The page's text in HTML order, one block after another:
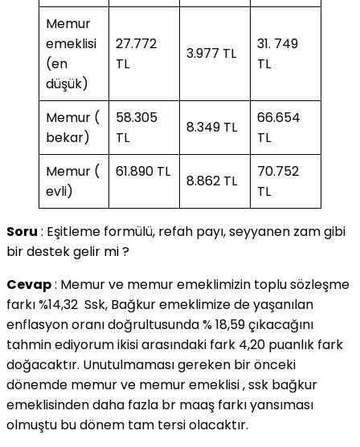
Memur
emeklisi
(en
düşük)
27.772
TL
3.977 TL
31. 749
TL
Memur (
bekar)
58.305
TL
8.349 TL
66.654
TL
Memur (
evli)
61.890 TL
8.862 TL
70.752
TL
Soru : Eşitleme formülü, refah payı, seyyanen zam gibi
bir destek gelir mi ?
Cevap: Memur ve memur emeklimizin toplu sözleşme
farkı %14,32 Ssk, Bağkur emeklimize de yaşanılan
enflasyon oranı doğrultusunda % 18,59 çıkacağını
tahmin ediyorum ikisi arasındaki fark 4,20 puanlık fark
doğacaktır. Unutulmaması gereken bir önceki
dönemde memur ve memur emeklisi , ssk bağkur
emeklisinden daha fazla br maaş farkı yansıması
olmuştu bu dönem tam tersi olacaktır.